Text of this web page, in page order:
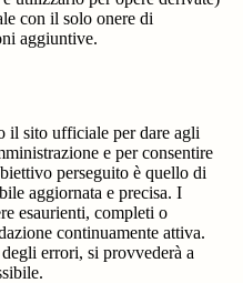
con il solo onere di
aggiuntive.
il sito ufficiale per dare agli
e per consentire
perseguito è quello di
aggiornata e precisa. I
esaurienti, completi o
continuamente attiva.
errori, si provvederà a